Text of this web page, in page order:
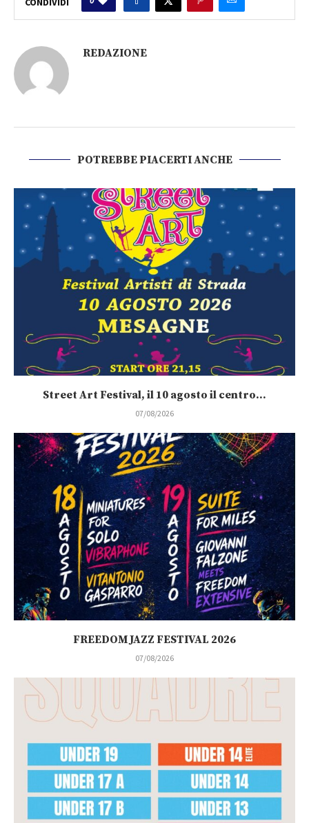
REDAZIONE
POTREBBE PIACERTI ANCHE
Street Art Festival, il 10 agosto il centro...
07/08/2026
FREEDOM JAZZ FESTIVAL 2026
07/08/2026